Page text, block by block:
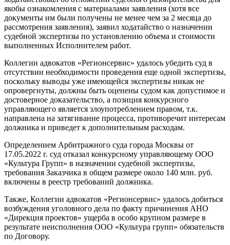
якобы ознакомления с материалами заявления (хотя все
документы им были получены не менее чем за 2 месяца до
рассмотрения заявления), заявил ходатайство о назначении
судебной экспертизы по установлению объема и стоимости
выполненных Исполнителем работ.
Коллегии адвокатов «Регионсервис» удалось убедить суд в
отсутствии необходимости проведения еще одной экспертизы,
поскольку выводы уже имеющейся экспертизы никак не
опровергнуты, должны быть оценены судом как допустимое и
достоверное доказательство, а позиция конкурсного
управляющего является злоупотреблением правом, т.к.
направлена на затягивание процесса, противоречит интересам
должника и приведет к дополнительным расходам.
Определением Арбитражного суда города Москвы от
17.05.2022 г. суд отказал конкурсному управляющему ООО
«Культура Групп» в назначении судебной экспертизы,
требования Заказчика в общем размере около 140 млн. руб.
включены в реестр требований должника.
Также, Коллегии адвокатов «Регионсервис» удалось добиться
возбуждения уголовного дела по факту причинения АНО
«Дирекция проектов» ущерба в особо крупном размере в
результате неисполнения ООО «Культура групп» обязательств
по Договору.